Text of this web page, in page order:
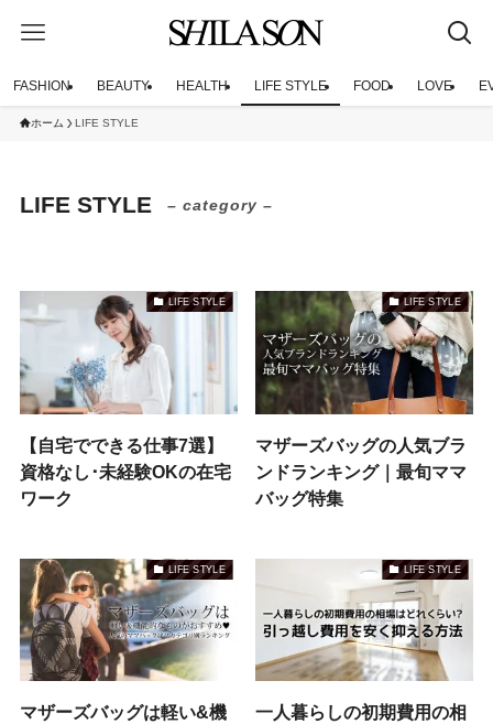
FASHION BEAUTY HEALTH LIFE STYLE FOOD LOVE
ホーム LIFE STYLE
LIFE STYLE – category –
LIFE STYLE
【自宅でできる仕事7選】
資格なし･未経験OKの在宅
ワーク
LIFE STYLE
マザーズバッグの人気ブラ
ンドランキング｜最旬ママ
バッグ特集
LIFE STYLE
マザーズバッグは軽い&機
LIFE STYLE
一人暮らしの初期費用の相